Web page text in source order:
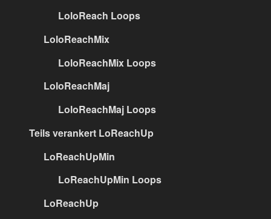
LoloReach Loops
LoloReachMix
LoloReachMix Loops
LoloReachMaj
LoloReachMaj Loops
Teils verankert LoReachUp
LoReachUpMin
LoReachUpMin Loops
LoReachUp